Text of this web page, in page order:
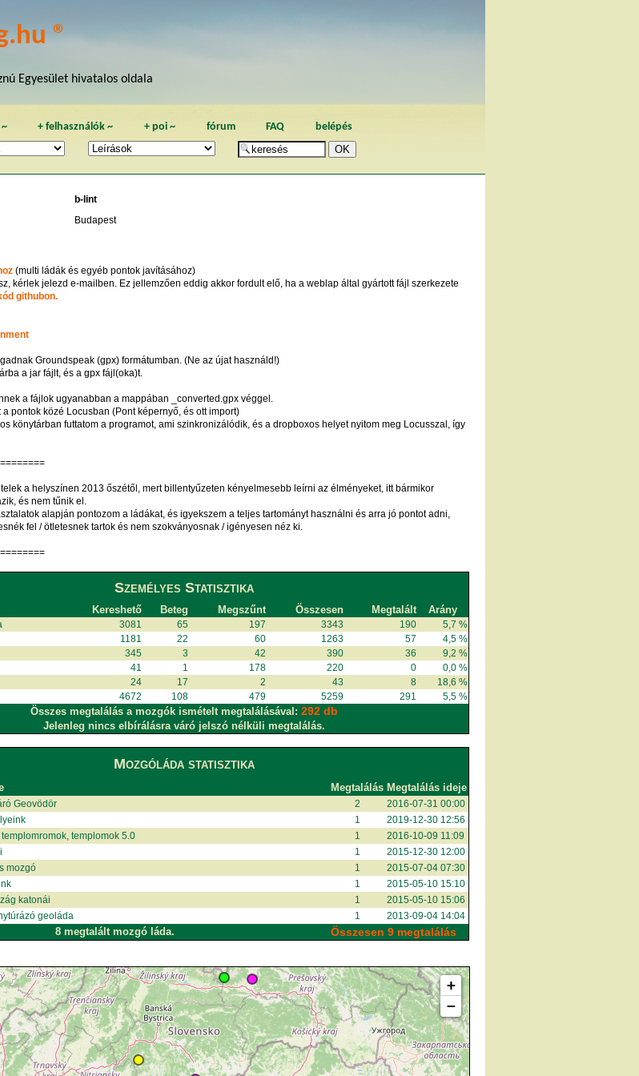
®
Egyesület hivatalos oldala
+felhasználók ~ + poi~ fórum FAQ belépés
b-lint
Budapest
(multi ládák és egyéb pontok javításához)
kérlek jelezd e-mailben. Ez jellemzően eddig akkor fordult elő, ha a weblap által gyártott fájl szerkezete
githubon.
Groundspeak (gpx) formátumban. (Ne az újat használd!)
a jar fájlt, és a gpx fájl(oka)t.
a fájlok ugyanabban a mappában _converted.gpx véggel.
pontok közé Locusban (Pont képernyő, és ott import)
könytárban futtatom a programot, ami szinkronizálódik, és a dropboxos helyet nyitom meg Locusszal, így
a helyszínen 2013 őszétől, mert billentyűzeten kényelmesebb leírni az élményeket, itt bármikor
és nem tűnik el.
alapján pontozom a ládákat, és igyekszem a teljes tartományt használni és arra jó pontot adni,
fel / ötletesnek tartok és nem szokványosnak / igényesen néz ki.
Személyes Statisztika
Kereshető Beteg Megszűnt Összesen Megtalált Arány
3081 65 197 3343 190
5,7 %
1181 22 60 1263 57
4,5 %
345 3 42 390 36
9,2 %
41 1 178 220 0
0,0 %
24 17 2 43 8
18,6 %
4672 108 479 5259 291 5,5 %
Összes megtalálás a mozgók ismételt megtalálásával:292 db
Jelenleg nincs elbírálásra váró jelszó nélküli megtalálás.
Mozgóláda statisztika
Megtalálás Megtalálás ideje
Geovödör 2
2016-07-31 00:00
1
2019-12-30 12:56
templomok 5.0 1
2016-10-09 11:09
1
2015-12-30 12:00
mozgó 1
2015-07-04 07:30
1
2015-05-10 15:10
katonái 1
2015-05-10 15:06
geoláda 1 2013-09-04 14:04
8 megtalált mozgó láda. Összesen 9 megtalálás
+
−